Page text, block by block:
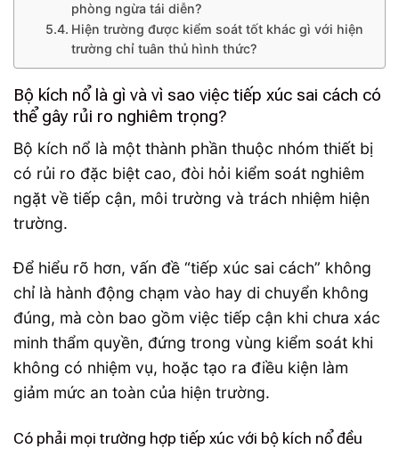
phòng ngừa tái diễn?
Hiện trường được kiểm soát tốt khác gì với hiện
trường chỉ tuân thủ hình thức?
Bộ kích nổ là gì và vì sao việc tiếp xúc sai cách có
thể gây rủi ro nghiêm trọng?
Bộ kích nổ là một thành phần thuộc nhóm thiết bị
có rủi ro đặc biệt cao, đòi hỏi kiểm soát nghiêm
ngặt về tiếp cận, môi trường và trách nhiệm hiện
trường.
Để hiểu rõ hơn, vấn đề “tiếp xúc sai cách” không
chỉ là hành động chạm vào hay di chuyển không
đúng, mà còn bao gồm việc tiếp cận khi chưa xác
minh thẩm quyền, đứng trong vùng kiểm soát khi
không có nhiệm vụ, hoặc tạo ra điều kiện làm
giảm mức an toàn của hiện trường.
Có phải mọi trường hợp tiếp xúc với bộ kích nổ đều